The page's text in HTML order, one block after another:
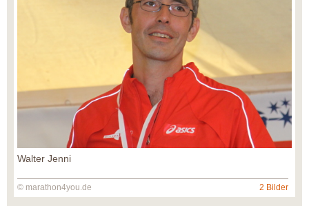
Walter Jenni
© marathon4you.de 2 Bilder